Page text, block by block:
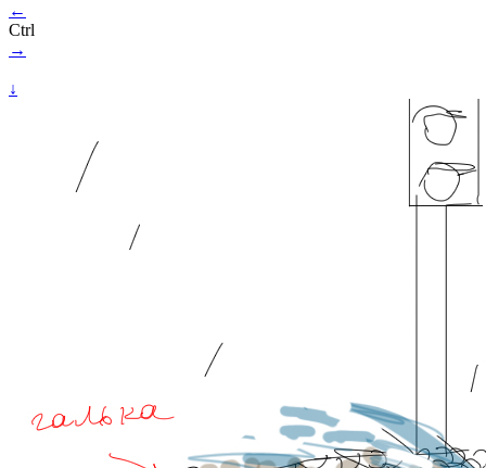
←
Ctrl
→
↓